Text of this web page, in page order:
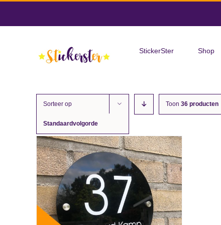
content
StickerSter Shop
Sorteer op
Standaardvolgorde
Toon 36 producten